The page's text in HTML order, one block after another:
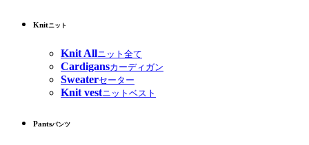
Knitニット
Knit Allニット全て
Cardigansカーディガン
Sweaterセーター
Knit vestニットベスト
Pantsパンツ